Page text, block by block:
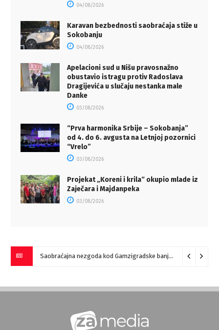
04/08/2026
Karavan bezbednosti saobraćaja stiže u
Sokobanju
04/08/2026
Apelacioni sud u Nišu pravosnažno
obustavio istragu protiv Radoslava
Dragijevića u slučaju nestanka male
Danke
03/08/2026
“Prva harmonika Srbije – Sokobanja”
od 4. do 6. avgusta na Letnjoj pozornici
“Vrelo”
03/08/2026
Projekat „Koreni i krila“ okupio mlade iz
Zaječara i Majdanpeka
03/08/2026
Saobraćajna nezgoda kod Gamzigradske banje 05/08/2026